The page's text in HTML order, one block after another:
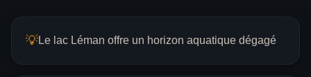
💡Le lac Léman offre un horizon aquatique dégagé